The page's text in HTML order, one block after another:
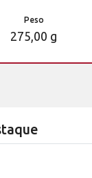
Peso
275,00 g